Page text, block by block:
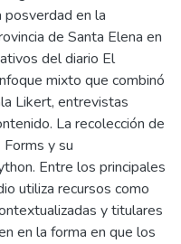
posverdad en la
de Santa Elena en
del diario El
mixto que combinó
Likert, entrevistas
La recolección de
y su
Entre los principales
utiliza recursos como
y titulares
en la forma en que los